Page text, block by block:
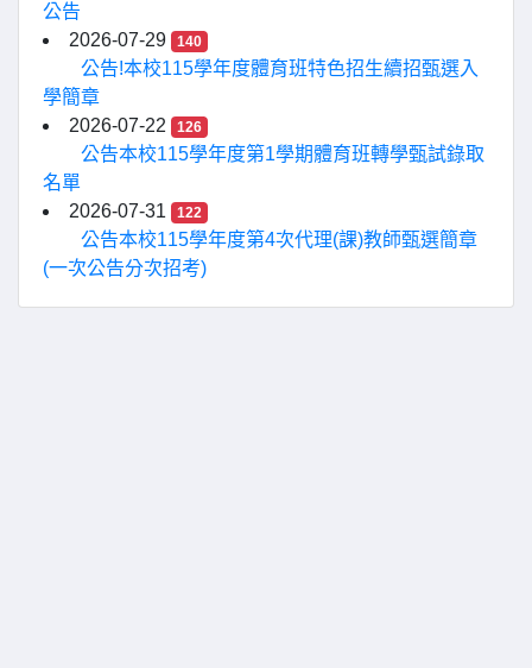
公告
2026-07-29
140
公告!本校115學年度體育班特色招生續招甄選入
學簡章
2026-07-22
126
公告本校115學年度第1學期體育班轉學甄試錄取
名單
2026-07-31
122
公告本校115學年度第4次代理(課)教師甄選簡章
(一次公告分次招考)